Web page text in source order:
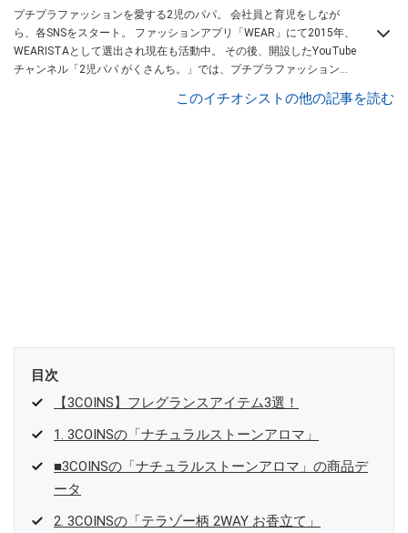
プチプラファッションを愛する2児のパパ。 会社員と育児をしなが
ら、各SNSをスタート。 ファッションアプリ「WEAR」にて2015年、
WEARISTAとして選出され現在も活動中。 その後、開設したYouTube
チャンネル「2児パパ がくさんち。」では、プチプラファッションの
このイチオシストの他の記事を読む
目次
【3COINS】フレグランスアイテム3選！
1. 3COINSの「ナチュラルストーンアロマ」
■3COINSの「ナチュラルストーンアロマ」の商品デ
ータ
2. 3COINSの「テラゾー柄 2WAY お香立て」